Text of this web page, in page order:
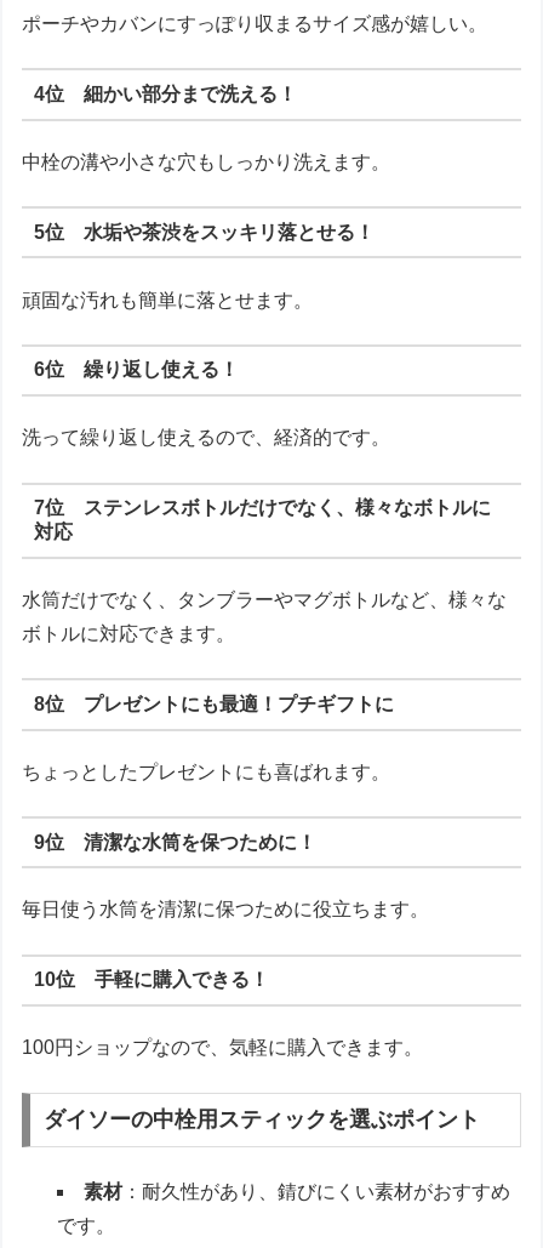
ポーチやカバンにすっぽり収まるサイズ感が嬉しい。
4位 細かい部分まで洗える！
中栓の溝や小さな穴もしっかり洗えます。
5位 水垢や茶渋をスッキリ落とせる！
頑固な汚れも簡単に落とせます。
6位 繰り返し使える！
洗って繰り返し使えるので、経済的です。
7位 ステンレスボトルだけでなく、様々なボトルに
対応
水筒だけでなく、タンブラーやマグボトルなど、様々な
ボトルに対応できます。
8位 プレゼントにも最適！プチギフトに
ちょっとしたプレゼントにも喜ばれます。
9位 清潔な水筒を保つために！
毎日使う水筒を清潔に保つために役立ちます。
10位 手軽に購入できる！
100円ショップなので、気軽に購入できます。
ダイソーの中栓用スティックを選ぶポイント
素材：耐久性があり、錆びにくい素材がおすすめ
です。